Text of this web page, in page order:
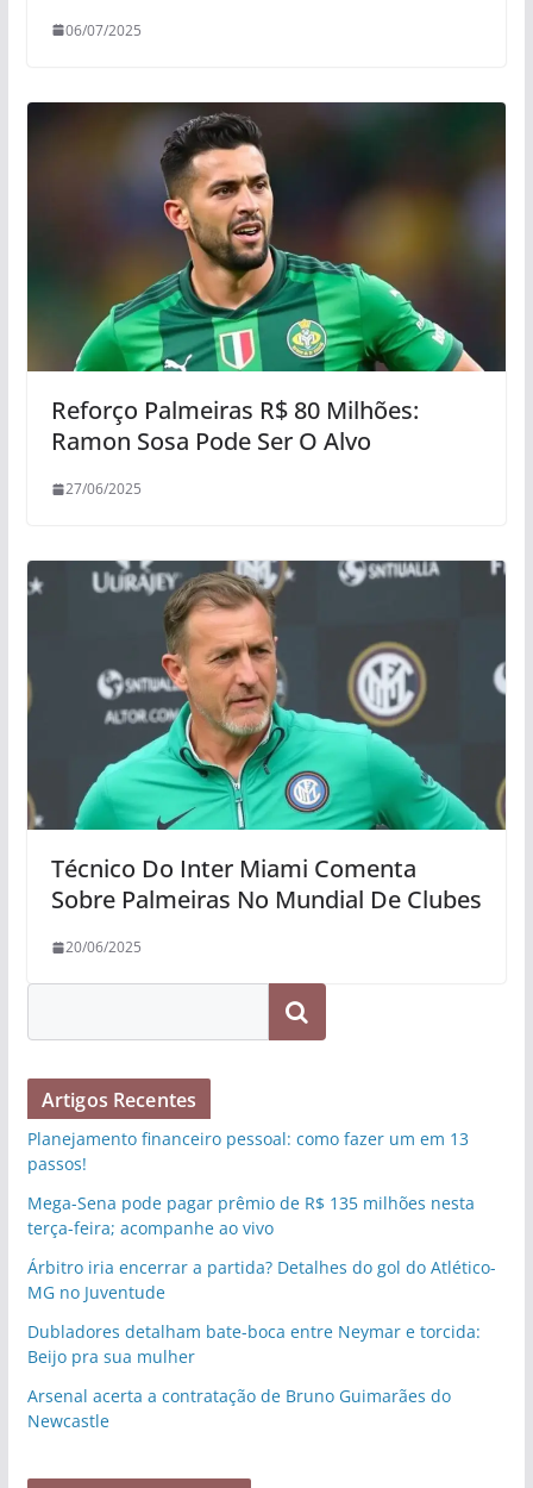
06/07/2025
Reforço Palmeiras R$ 80 Milhões:
Ramon Sosa Pode Ser O Alvo
27/06/2025
Técnico Do Inter Miami Comenta
Sobre Palmeiras No Mundial De Clubes
20/06/2025
Pesquisar
Artigos Recentes
Planejamento financeiro pessoal: como fazer um em 13
passos!
Mega-Sena pode pagar prêmio de R$ 135 milhões nesta
terça-feira; acompanhe ao vivo
Árbitro iria encerrar a partida? Detalhes do gol do Atlético-
MG no Juventude
Dubladores detalham bate-boca entre Neymar e torcida:
Beijo pra sua mulher
Arsenal acerta a contratação de Bruno Guimarães do
Newcastle